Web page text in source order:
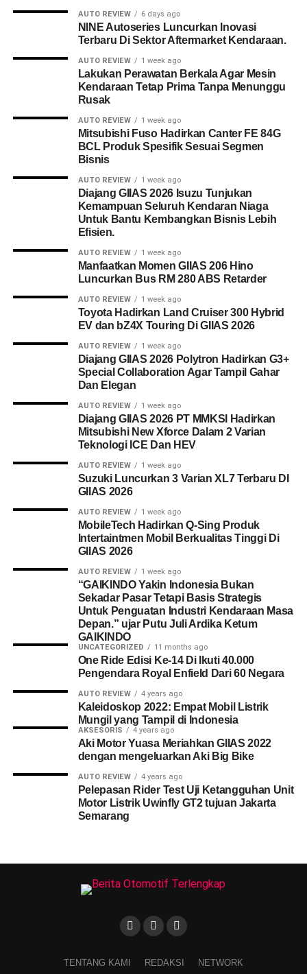
AUTO REVIEW 6 days ago
NINE Autoseries Luncurkan Inovasi
Terbaru Di Sektor Aftermarket Kendaraan.
AUTO REVIEW 1 week ago
Lakukan Perawatan Berkala Agar Mesin
Kendaraan Tetap Prima Tanpa Menunggu
Rusak
AUTO REVIEW 1 week ago
Mitsubishi Fuso Hadirkan Canter FE 84G
BCL Produk Spesifik Sesuai Segmen
Bisnis
AUTO REVIEW 1 week ago
Diajang GIIAS 2026 Isuzu Tunjukan
Kemampuan Seluruh Kendaran Niaga
Untuk Bantu Kembangkan Bisnis Lebih
Efisien.
AUTO REVIEW 1 week ago
Manfaatkan Momen GIIAS 206 Hino
Luncurkan Bus RM 280 ABS Retarder
AUTO REVIEW 1 week ago
Toyota Hadirkan Land Cruiser 300 Hybrid
EV dan bZ4X Touring Di GIIAS 2026
AUTO REVIEW 1 week ago
Diajang GIIAS 2026 Polytron Hadirkan G3+
Special Collaboration Agar Tampil Gahar
Dan Elegan
AUTO REVIEW 1 week ago
Diajang GIIAS 2026 PT MMKSI Hadirkan
Mitsubishi New Xforce Dalam 2 Varian
Teknologi ICE Dan HEV
AUTO REVIEW 1 week ago
Suzuki Luncurkan 3 Varian XL7 Terbaru DI
GIIAS 2026
AUTO REVIEW 1 week ago
MobileTech Hadirkan Q-Sing Produk
Intertaintmen Mobil Berkualitas Tinggi Di
GIIAS 2026
AUTO REVIEW 1 week ago
“GAIKINDO Yakin Indonesia Bukan
Sekadar Pasar Tetapi Basis Strategis
Untuk Penguatan Industri Kendaraan Masa
Depan.” ujar Putu Juli Ardika Ketum
GAIKINDO
UNCATEGORIZED 11 months ago
One Ride Edisi Ke-14 Di Ikuti 40.000
Pengendara Royal Enfield Dari 60 Negara
AUTO REVIEW 4 years ago
Kaleidoskop 2022: Empat Mobil Listrik
Mungil yang Tampil di Indonesia
AKSESORIS 4 years ago
Aki Motor Yuasa Meriahkan GIIAS 2022
dengan mengeluarkan Aki Big Bike
AUTO REVIEW 4 years ago
Pelepasan Rider Test Uji Ketangguhan Unit
Motor Listrik Uwinfly GT2 tujuan Jakarta
Semarang
TENTANG KAMI REDAKSI NETWORK